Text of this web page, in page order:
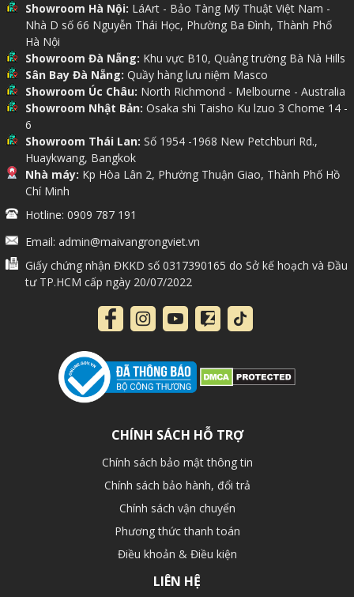
Showroom Hà Nội: LáArt - Bảo Tàng Mỹ Thuật Việt Nam -
Nhà D số 66 Nguyễn Thái Học, Phường Ba Đình, Thành Phố
Hà Nội
Showroom Đà Nẵng: Khu vực B10, Quảng trường Bà Nà Hills
Sân Bay Đà Nẵng: Quầy hàng lưu niệm Masco
Showroom Úc Châu: North Richmond - Melbourne - Australia
Showroom Nhật Bản: Osaka shi Taisho Ku lzuo 3 Chome 14 -
6
Showroom Thái Lan: Số 1954 -1968 New Petchburi Rd.,
Huaykwang, Bangkok
Nhà máy: Kp Hòa Lân 2, Phường Thuận Giao, Thành Phố Hồ
Chí Minh
Hotline: 0909 787 191
Email: admin@maivangrongviet.vn
Giấy chứng nhận ĐKKD số 0317390165 do Sở kế hoạch và Đầu
tư TP.HCM cấp ngày 20/07/2022
CHÍNH SÁCH HỖ TRỢ
Chính sách bảo mật thông tin
Chính sách bảo hành, đổi trả
Chính sách vận chuyển
Phương thức thanh toán
Điều khoản & Điều kiện
LIÊN HỆ